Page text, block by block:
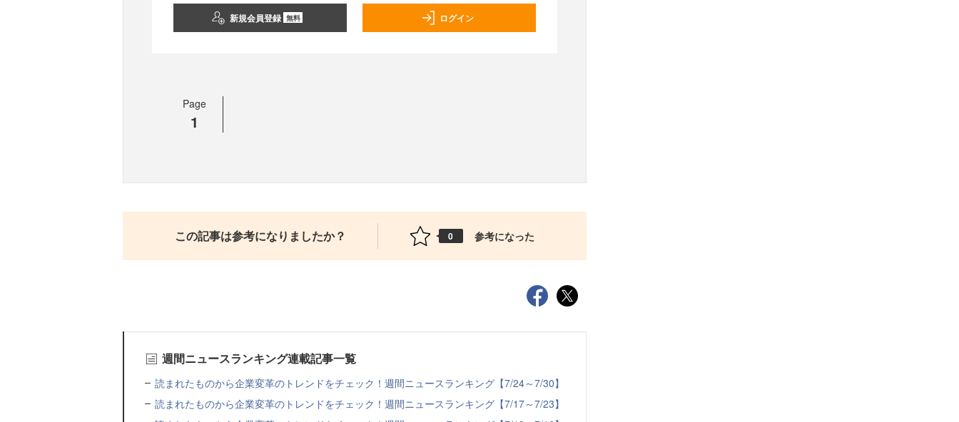
新規会員登録 無料 ログイン
Page
1
この記事は参考になりましたか？ 0 参考になった
週間ニュースランキング連載記事一覧
読まれたものから企業変革のトレンドをチェック！週間ニュースランキング【7/24～7/30】
読まれたものから企業変革のトレンドをチェック！週間ニュースランキング【7/17～7/23】